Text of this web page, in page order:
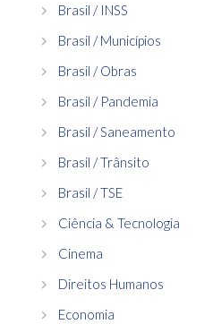
Brasil / INSS
Brasil / Municípios
Brasil / Obras
Brasil / Pandemia
Brasil / Saneamento
Brasil / Trânsito
Brasil / TSE
Ciência & Tecnologia
Cinema
Direitos Humanos
Economia